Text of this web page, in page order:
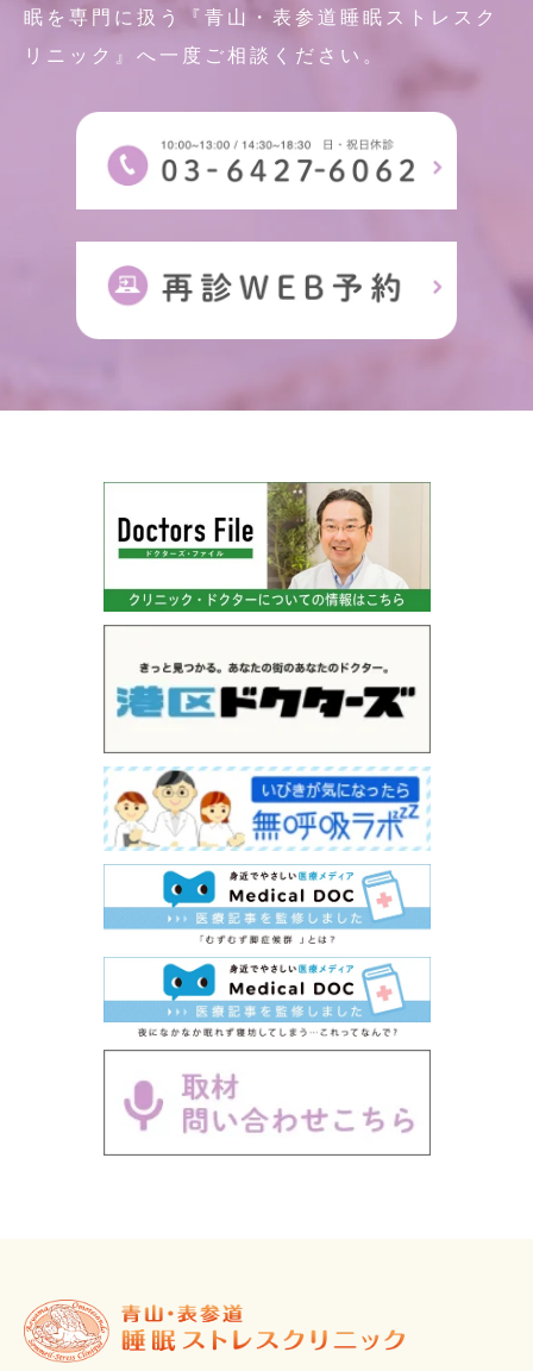
眠を専門に扱う『青山・表参道睡眠ストレスク
リニック』へ一度ご相談ください。